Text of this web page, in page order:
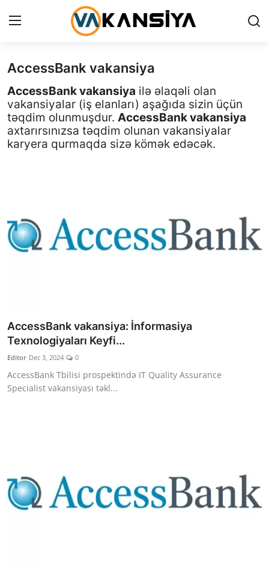
Login Register
Ana səhifə
Vakansiyalar
Maliyyə
AZ
AccessBank vakansiya
AccessBank vakansiya ilə əlaqəli olan
vakansiyalar (iş elanları) aşağıda sizin üçün
təqdim olunmuşdur. AccessBank vakansiya
axtarırsınızsa təqdim olunan vakansiyalar
karyera qurmaqda sizə kömək edəcək.
AccessBank vakansiya: İnformasiya
Texnologiyaları Keyfi...
Editor Dec 3, 2024 0
AccessBank Tbilisi prospektində IT Quality Assurance
Specialist vakansiyası təkl...